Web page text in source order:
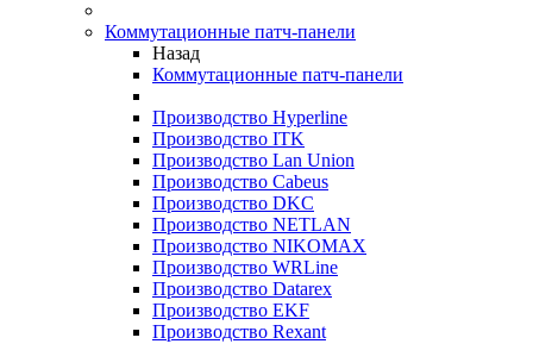
Коммутационные патч-панели
Назад
Коммутационные патч-панели
Производство Hyperline
Производство ITK
Производство Lan Union
Производство Cabeus
Производство DKC
Производство NETLAN
Производство NIKOMAX
Производство WRLine
Производство Datarex
Производство EKF
Производство Rexant